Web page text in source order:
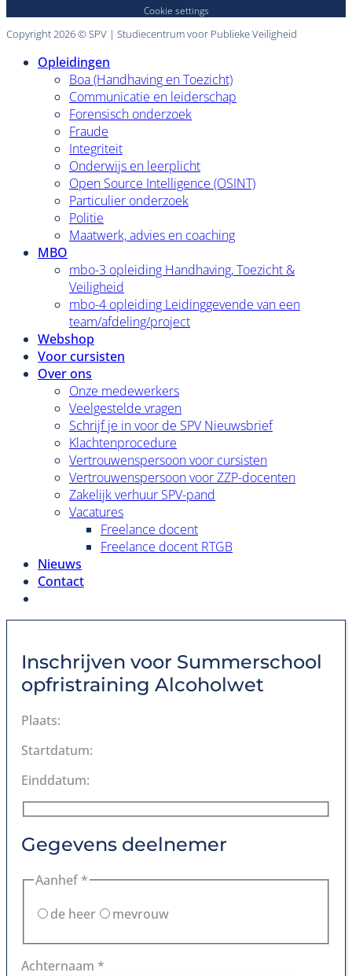
Cookie settings
Copyright 2026 © SPV | Studiecentrum voor Publieke Veiligheid
Opleidingen
Boa (Handhaving en Toezicht)
Communicatie en leiderschap
Forensisch onderzoek
Fraude
Integriteit
Onderwijs en leerplicht
Open Source Intelligence (OSINT)
Particulier onderzoek
Politie
Maatwerk, advies en coaching
MBO
mbo-3 opleiding Handhaving, Toezicht &
Veiligheid
mbo-4 opleiding Leidinggevende van een
team/afdeling/project
Webshop
Voor cursisten
Over ons
Onze medewerkers
Veelgestelde vragen
Schrijf je in voor de SPV Nieuwsbrief
Klachtenprocedure
Vertrouwenspersoon voor cursisten
Vertrouwenspersoon voor ZZP-docenten
Zakelijk verhuur SPV-pand
Vacatures
Freelance docent
Freelance docent RTGB
Nieuws
Contact
Inschrijven voor Summerschool
opfristraining Alcoholwet
Plaats:
Startdatum:
Einddatum:
Gegevens deelnemer
Aanhef *
de heer
mevrouw
Achternaam *